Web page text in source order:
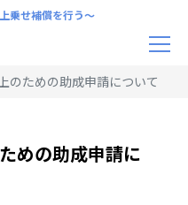
乗せ補償を行う〜
のための助成申請について
めの助成申請に